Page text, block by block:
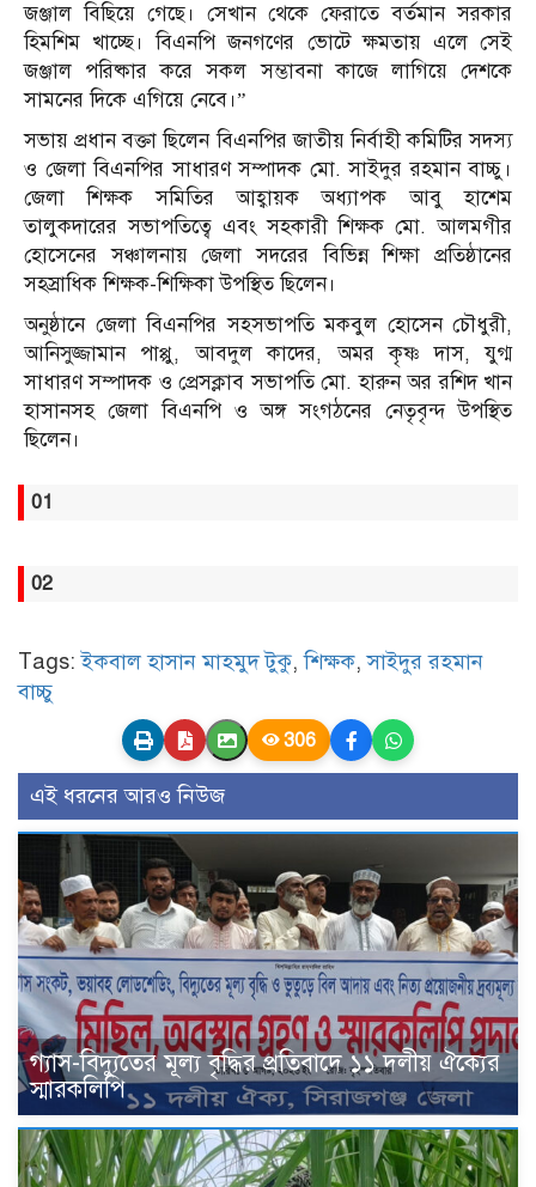
জঞ্জাল বিছিয়ে গেছে। সেখান থেকে ফেরাতে বর্তমান সরকার
হিমশিম খাচ্ছে। বিএনপি জনগণের ভোটে ক্ষমতায় এলে সেই
জঞ্জাল পরিষ্কার করে সকল সম্ভাবনা কাজে লাগিয়ে দেশকে
সামনের দিকে এগিয়ে নেবে।”
সভায় প্রধান বক্তা ছিলেন বিএনপির জাতীয় নির্বাহী কমিটির সদস্য
ও জেলা বিএনপির সাধারণ সম্পাদক মো. সাইদুর রহমান বাচ্চু।
জেলা শিক্ষক সমিতির আহ্বায়ক অধ্যাপক আবু হাশেম
তালুকদারের সভাপতিত্বে এবং সহকারী শিক্ষক মো. আলমগীর
হোসেনের সঞ্চালনায় জেলা সদরের বিভিন্ন শিক্ষা প্রতিষ্ঠানের
সহস্রাধিক শিক্ষক-শিক্ষিকা উপস্থিত ছিলেন।
অনুষ্ঠানে জেলা বিএনপির সহসভাপতি মকবুল হোসেন চৌধুরী,
আনিসুজ্জামান পাপ্পু, আবদুল কাদের, অমর কৃষ্ণ দাস, যুগ্ম
সাধারণ সম্পাদক ও প্রেসক্লাব সভাপতি মো. হারুন অর রশিদ খান
হাসানসহ জেলা বিএনপি ও অঙ্গ সংগঠনের নেতৃবৃন্দ উপস্থিত
ছিলেন।
01
02
Tags:ইকবাল হাসান মাহমুদ টুকু,শিক্ষক,সাইদুর রহমান
বাচ্চু
306
এই ধরনের আরও নিউজ
গ্যাস-বিদ্যুতের মূল্য বৃদ্ধির প্রতিবাদে ১১ দলীয় ঐক্যের
স্মারকলিপি